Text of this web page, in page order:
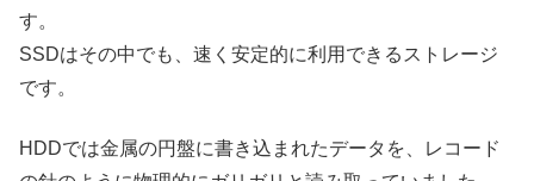
す。
SSDはその中でも、速く安定的に利用できるストレージ
です。
HDDでは金属の円盤に書き込まれたデータを、レコード